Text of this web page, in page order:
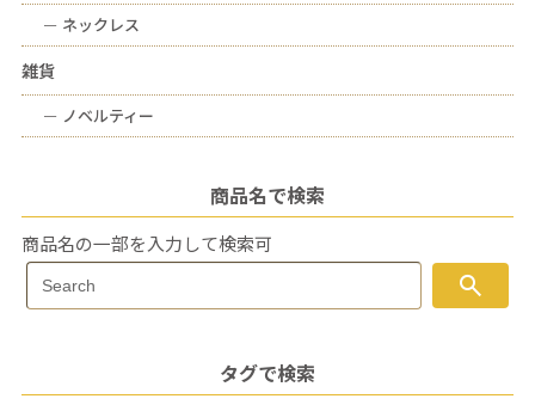
ー ネックレス
雑貨
ー ノベルティー
商品名で検索
商品名の一部を入力して検索可
Search
for:
search
タグで検索